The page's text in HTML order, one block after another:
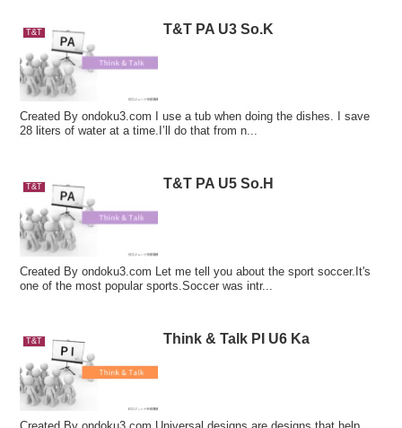
T&T T&T PA U3 So.K
Created By ondoku3.com I use a tub when doing the dishes. I save
28 liters of water at a time.I’ll do that from n...
T&T T&T PA U5 So.H
Created By ondoku3.com Let me tell you about the sport soccer.It's
one of the most popular sports.Soccer was intr...
T&T Think & Talk PI U6 Ka